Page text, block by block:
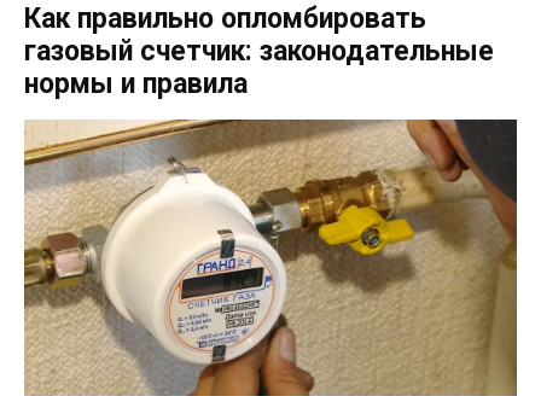
Как правильно опломбировать
газовый счетчик: законодательные
нормы и правила